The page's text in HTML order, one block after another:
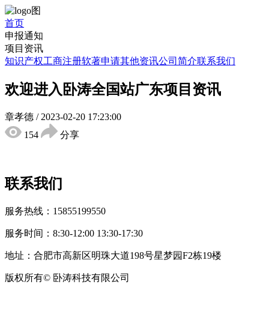
首页
申报通知
项目资讯
知识产权工商注册软著申请其他资讯公司简介联系我们
欢迎进入卧涛全国站广东项目资讯
章孝德 / 2023-02-20 17:23:00
154
分享
联系我们
服务热线：15855199550
服务时间：8:30-12:00 13:30-17:30
地址：合肥市高新区明珠大道198号星梦园F2栋19楼
版权所有© 卧涛科技有限公司